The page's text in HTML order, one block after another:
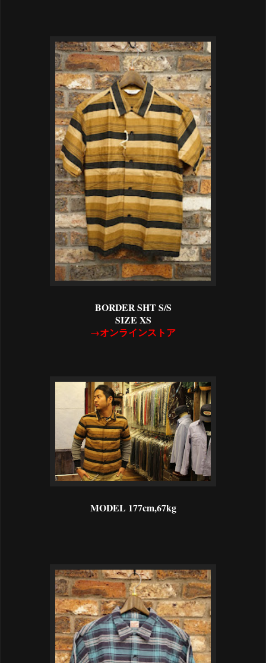
BORDER SHT S/S
SIZE XS
→オンラインストア
MODEL 177cm,67kg